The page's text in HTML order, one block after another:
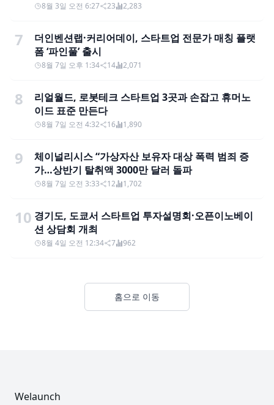
8월 3일 오전 6:27 23 2,283
7
더인벤션랩·커리어데이, 스타트업 전문가 매칭 플랫
폼 ‘파인풀’ 출시
8월 7일 오후 1:34 14 2,071
8
리얼월드, 로봇테크 스타트업 3곳과 손잡고 휴머노
이드 표준 만든다
8월 7일 오전 4:32 16 1,890
9
체이널리시스 “가상자산 보유자 대상 폭력 범죄 증
가…상반기 탈취액 3000만 달러 돌파
8월 7일 오전 3:33 12 1,702
10 경기도, 도쿄서 스타트업 투자설명회·오픈이노베이
션 상담회 개최
8월 4일 오전 12:34 7 962
홈으로 이동
Welaunch